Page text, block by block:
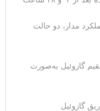
مدار، دو حالت
گازوئیل به‌صورت
گازوئیل